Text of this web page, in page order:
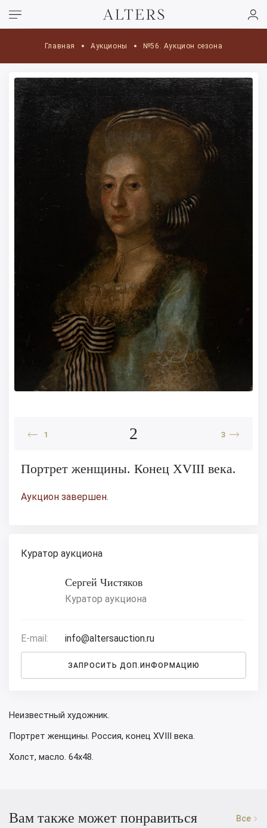
Главная Аукционы №56. Аукцион сезона
1 2 3
Портрет женщины. Конец XVIII века.
Аукцион завершен.
Куратор аукциона
Сергей Чистяков
Куратор аукциона
E-mail: info@altersauction.ru
ЗАПРОСИТЬ ДОП.ИНФОРМАЦИЮ
Неизвестный художник.
Портрет женщины. Россия, конец XVIII века.
Холст, масло. 64х48.
Вам также может понравиться Все